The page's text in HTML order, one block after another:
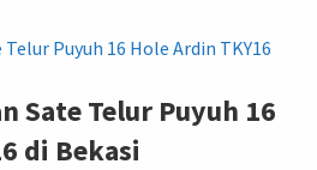
Sate Telur Puyuh 16
di Bekasi